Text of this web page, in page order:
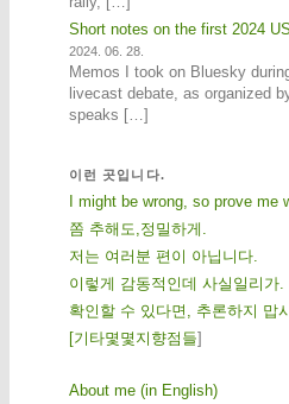
Short notes on the first 2024
2024. 06. 28.
Memos I took on Bluesky
livecast debate, as organized
speaks […]
이런 곳입니다.
I might be wrong, so prove me
쫌 추해도,정밀하게.
저는 여러분 편이 아닙니다.
이렇게 감동적인데 사실일리가.
확인할 수 있다면, 추론하지 맙
[기 타몇 몇 지 향점 들]
About me (in English)